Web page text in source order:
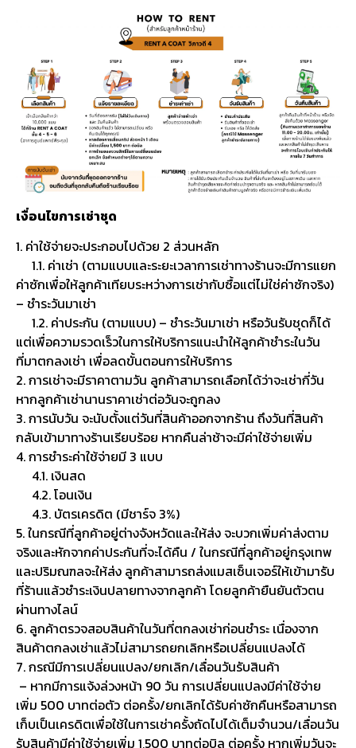
เงื่อนไขการเช่าชุด
1. ค่าใช้จ่ายจะประกอบไปด้วย 2 ส่วนหลัก
1.1. ค่าเช่า (ตามแบบและระยะเวลาการเช่าทางร้านจะมีการแยก
ค่าซักเพื่อให้ลูกค้าเทียบระหว่างการเช่ากับซื้อแต่ไม่ใช่ค่าซักจริง)
– ชำระวันมาเช่า
1.2. ค่าประกัน (ตามแบบ) – ชำระวันมาเช่า หรือวันรับชุดก็ได้
แต่เพื่อความรวดเร็วในการให้บริการแนะนำให้ลูกค้าชำระในวัน
ที่มาตกลงเช่า เพื่อลดขั้นตอนการให้บริการ
2. การเช่าจะมีราคาตามวัน ลูกค้าสามารถเลือกได้ว่าจะเช่ากี่วัน
หากลูกค้าเช่านานราคาเช่าต่อวันจะถูกลง
3. การนับวัน จะนับตั้งแต่วันที่สินค้าออกจากร้าน ถึงวันที่สินค้า
กลับเข้ามาทางร้านเรียบร้อย หากคืนล่าช้าจะมีค่าใช้จ่ายเพิ่ม
4. การชำระค่าใช้จ่ายมี 3 แบบ
4.1. เงินสด
4.2. โอนเงิน
4.3. บัตรเครดิต (มีชาร์จ 3%)
5. ในกรณีที่ลูกค้าอยู่ต่างจังหวัดและให้ส่ง จะบวกเพิ่มค่าส่งตาม
จริงและหักจากค่าประกันที่จะได้คืน / ในกรณีที่ลูกค้าอยู่กรุงเทพ
และปริมณฑลจะให้ส่ง ลูกค้าสามารถส่งแมสเซ็นเจอร์ให้เข้ามารับ
ที่ร้านแล้วชำระเงินปลายทางจากลูกค้า โดยลูกค้ายืนยันตัวตน
ผ่านทางไลน์
6. ลูกค้าตรวจสอบสินค้าในวันที่ตกลงเช่าก่อนชำระ เนื่องจาก
สินค้าตกลงเช่าแล้วไม่สามารถยกเลิกหรือเปลี่ยนแปลงได้
7. กรณีมีการเปลี่ยนแปลง/ยกเลิก/เลื่อนวันรับสินค้า
– หากมีการแจ้งล่วงหน้า 90 วัน การเปลี่ยนแปลงมีค่าใช้จ่าย
เพิ่ม 500 บาทต่อตัว ต่อครั้ง/ยกเลิกได้รับค่าซักคืนหรือสามารถ
เก็บเป็นเครดิตเพื่อใช้ในการเช่าครั้งถัดไปได้เต็มจำนวน/เลื่อนวัน
รับสินค้ามีค่าใช้จ่ายเพิ่ม 1,500 บาทต่อบิล ต่อครั้ง หากเพิ่มวันจะ